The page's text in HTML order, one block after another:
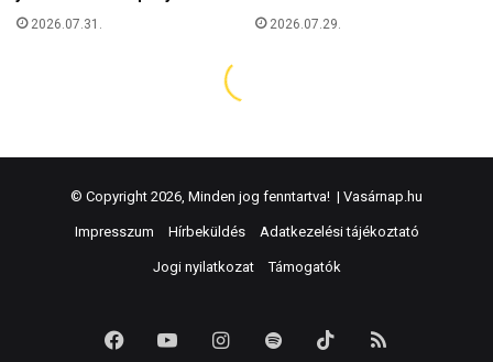
© Copyright 2026, Minden jog fenntartva! | Vasárnap.hu
Impresszum Hírbeküldés Adatkezelési tájékoztató
Jogi nyilatkozat Támogatók
FacebookYouTubeInstagram
Spotify TikTok